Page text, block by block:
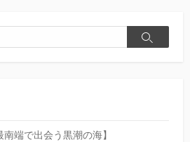
検
端で出会う黒潮の海】